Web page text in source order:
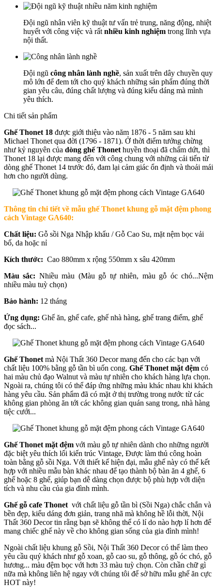
Đội ngũ nhân viên kỹ thuật tư vấn trẻ trung, năng động, nhiệt
huyết với công việc và rất nhiều kinh nghiệm trong lĩnh vựa
nội thất.
Đội ngũ công nhân lành nghề, sản xuất trên dây chuyền quy
mô lớn để đem tới cho quý khách những sản phẩm đúng thời
gian yêu câu, đúng chất lượng và đúng kiểu dáng mà mình
yêu thích.
Chi tiết sản phẩm
Ghế Thonet 18 được giới thiệu vào năm 1876 - 5 năm sau khi
Michael Thonet qua đời (1796 - 1871). Ở thời điểm tưởng chừng
như kỷ nguyên của dòng ghế Thonet huyền thoại đã chấm dứt, thì
Thonet 18 lại được mang đến với công chung với những cải tiến từ
dòng ghế Thonet 14 trước đó, đam lại cảm giác ổn định và thoải mái
hơn cho người dùng.
Thông tin chi tiết về mẫu ghế Thonet khung gỗ mặt đệm phong
cách Vintage GA640:
Chất liệu: Gỗ sồi Nga Nhập khẩu / Gỗ Cao Su, mặt nệm bọc vải
bố, da hoặc nỉ
Kích thước: Cao 880mm x rộng 550mm x sâu 420mm
Màu sắc: Nhiều màu (Màu gỗ tự nhiên, màu gỗ óc chó...Nệm
nhiều màu tuỳ chọn)
Bảo hành: 12 tháng
Ứng dụng: Ghế ăn, ghế cafe, ghế nhà hàng, ghế trang điểm, ghế
đọc sách...
Ghế Thonet mà Nội Thất 360 Decor mang đến cho các bạn với
chất liệu 100% bằng gỗ tần bì uốn cong. Ghế Thonet mặt đệm có
hai màu chủ đạo Walnut và màu tự nhiên cho khách hàng lựa chọn.
Ngoài ra, chúng tôi có thể đáp ứng những màu khác nhau khi khách
hàng yêu cầu. Sản phẩm đã có mặt ở thị trường trong nước từ các
không gian phòng ăn tới các không gian quán sang trong, nhà hàng
tiệc cưới...
Ghế Thonet mặt đệm với màu gỗ tự nhiên dành cho những người
đặc biệt yêu thích lối kiến trúc Vintage, Được làm thủ công hoàn
toàn bằng gỗ sồi Nga. Với thiết kế hiện đại, mẫu ghế này có thể kết
hợp với nhiều mẫu bàn khác nhau để tạo thành bộ bàn ăn 4 ghế, 6
ghế hoặc 8 ghế, giúp bạn dễ dàng chọn được bộ phù hợp với diện
tích và nhu cầu của gia đình mình.
Ghế gỗ cafe Thonet với chất liệu gỗ tần bì (Sồi Nga) chắc chắn và
bền đẹp, kiểu dáng đơn giản, trang nhã mà không hề lỗi thời, Nội
Thất 360 Decor tin rằng bạn sẽ không thể có lí do nào hợp lí hơn để
mang chiếc ghế này về cho không gian sống của gia đình mình!
Ngoài chất liệu khung gỗ Sồi, Nội Thất 360 Decor có thể làm theo
yêu cầu quý khách như gỗ xoan, gỗ cao su, gỗ thông, gỗ óc chó, gỗ
hương... màu đệm bọc với hơn 33 màu tuỳ chọn. Còn chần chữ gì
nữa mà không liên hệ ngay với chúng tôi để sở hữu mẫu ghế ăn cực
HOT này!